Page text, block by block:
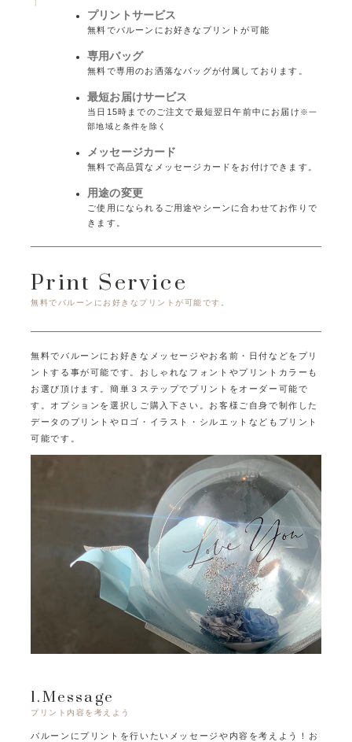
プリントサービス
無料でバルーンにお好きなプリントが可能
専用バッグ
無料で専用のお洒落なバッグが付属しております。
最短お届けサービス
当日15時までのご注文で最短翌日午前中にお届け ※一
部地域と条件を除く
メッセージカード
無料で高品質なメッセージカードをお付けできます。
用途の変更
ご使用になられるご用途やシーンに合わせてお作りで
きます。
Print Service
無料でバルーンにお好きなプリントが可能です。
無料でバルーンにお好きなメッセージやお名前・日付などをプリ
ントする事が可能です。 おしゃれなフォントやプリントカラーも
お選び頂けます。簡単３ステップでプリントをオーダー可能で
す。オプションを選択しご購入下さい。 お客様ご自身で制作した
データのプリントやロゴ・イラスト・シルエットなどもプリント
可能です。
1.Message
プリント内容を考えよう
バルーンにプリントを行いたいメッセージや内容を考えよう！ お